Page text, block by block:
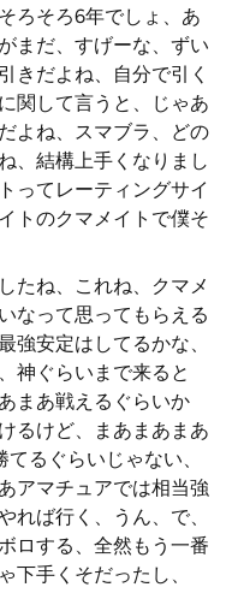
ろそろ6年でしょ、あ
まだ、すげーな、ずい
きだよね、自分で引く
関して言うと、じゃあ
よね、スマブラ、どの
、結構上手くなりまし
ってレーティングサイ
トのクマメイトで僕そ
たね、これね、クマメ
なって思ってもらえる
強安定はしてるかな、
神ぐらいまで来ると
まあ戦えるぐらいか
るけど、まあまあまあ
るぐらいじゃない、
アマチュアでは相当強
れば行く、うん、で、
ロする、全然もう一番
下手くそだったし、